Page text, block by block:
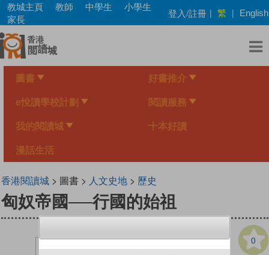
Skip
main
content
教城主頁 教師 中學生
小學生
家長
登入/註冊 | 繁 | English
圖書 好書推介
e悅讀學校計劃 閱讀服務
我的閱讀城 十本好讀
漫話生活
香港閱讀城> 圖書 > 人文史地> 歷史
匈奴帝國──行國的始祖
0